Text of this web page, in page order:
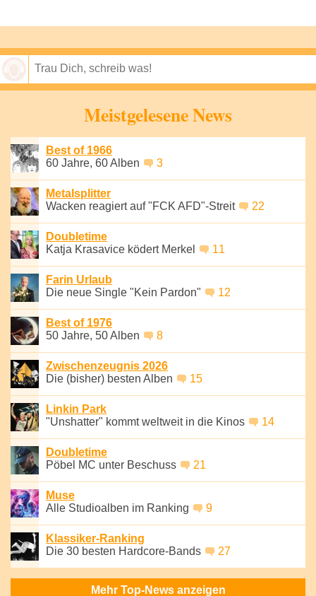
Meistgelesene News
Best of 1966
60 Jahre, 60 Alben
3
Metalsplitter
Wacken reagiert auf "FCK AFD"-Streit
22
Doubletime
Katja Krasavice ködert Merkel
11
Farin Urlaub
Die neue Single "Kein Pardon"
12
Best of 1976
50 Jahre, 50 Alben
8
Zwischenzeugnis 2026
Die (bisher) besten Alben
15
Linkin Park
"Unshatter" kommt weltweit in die Kinos
14
Doubletime
Pöbel MC unter Beschuss
21
Muse
Alle Studioalben im Ranking
9
Klassiker-Ranking
Die 30 besten Hardcore-Bands
27
Mehr Top-News anzeigen